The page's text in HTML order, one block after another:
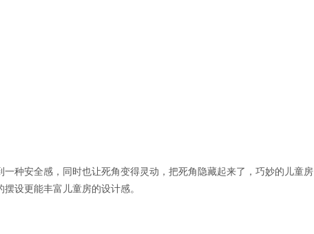
种安全感，同时也让死角变得灵动，把死角隐藏起来了，巧妙的儿童房
设更能丰富儿童房的设计感。